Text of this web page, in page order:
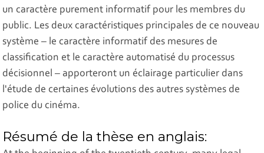
un caractère purement informatif pour les membres du
public. Les deux caractéristiques principales de ce nouveau
système – le caractère informatif des mesures de
classification et le caractère automatisé du processus
décisionnel – apporteront un éclairage particulier dans
l'étude de certaines évolutions des autres systèmes de
police du cinéma.
Résumé de la thèse en anglais: